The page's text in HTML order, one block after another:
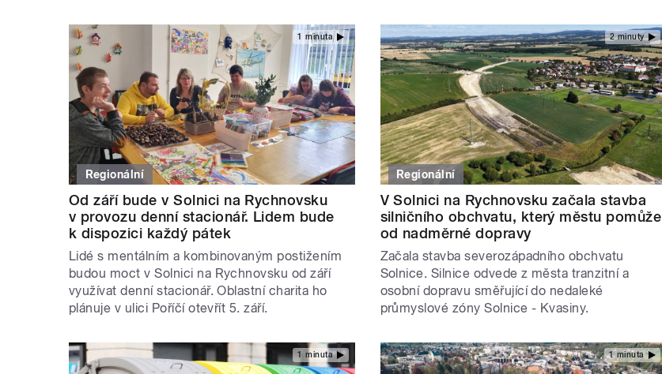
1 minuta
Regionální
Od září bude v Solnici na Rychnovsku
v provozu denní stacionář. Lidem bude
k dispozici každý pátek
Lidé s mentálním a kombinovaným postižením
budou moct v Solnici na Rychnovsku od září
využívat denní stacionář. Oblastní charita ho
plánuje v ulici Poříčí otevřít 5. září.
2 minuty
Regionální
V Solnici na Rychnovsku začala stavba
silničního obchvatu, který městu pomůže
od nadměrné dopravy
Začala stavba severozápadního obchvatu
Solnice. Silnice odvede z města tranzitní a
osobní dopravu směřující do nedaleké
průmyslové zóny Solnice - Kvasiny.
1 minuta 1 minuta